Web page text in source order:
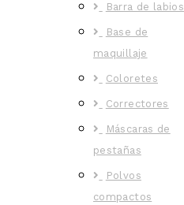
Barra de labios
Base de
maquillaje
Coloretes
Correctores
Máscaras de
pestañas
Polvos
compactos